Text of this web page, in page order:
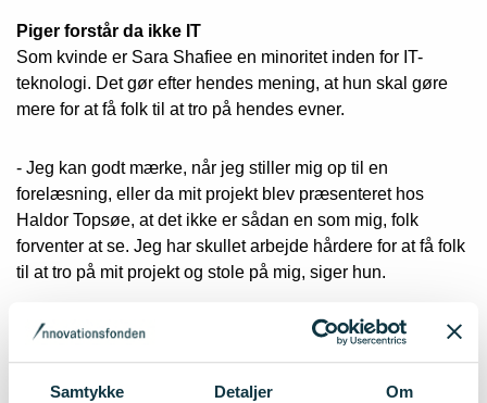
Samtykke Detaljer Om
Piger forstår da ikke IT
Som kvinde er Sara Shafiee en minoritet inden for IT-
teknologi. Det gør efter hendes mening, at hun skal gøre
mere for at få folk til at tro på hendes evner.
- Jeg kan godt mærke, når jeg stiller mig op til en
forelæsning, eller da mit projekt blev præsenteret hos
Haldor Topsøe, at det ikke er sådan en som mig, folk
forventer at se. Jeg har skullet arbejde hårdere for at få folk
til at tro på mit projekt og stole på mig, siger hun.
Hun peger på to ting, som mulig årsag til, at kvinder er så